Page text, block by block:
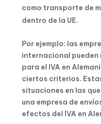
como transporte de
dentro de la UE.
Por ejemplo: las
internacional
para el IVA en
ciertos criterios.
situaciones en las
una empresa de
efectos del IVA en